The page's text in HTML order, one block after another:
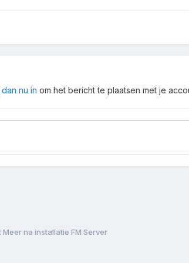
nu in om het bericht te plaatsen met je
na installatie FM Server